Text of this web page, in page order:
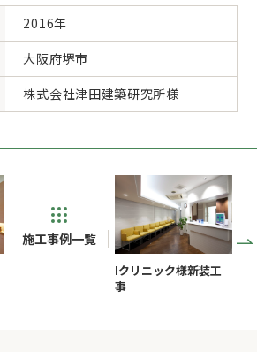
2016年
大阪府堺市
株式会社津田建築研究所様
施工事例一覧
Iクリニック様新装工
事